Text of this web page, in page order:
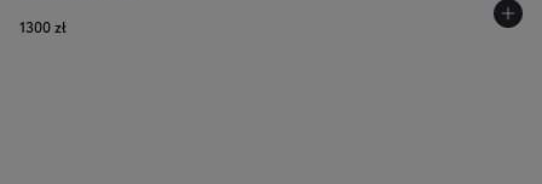
1300 zł